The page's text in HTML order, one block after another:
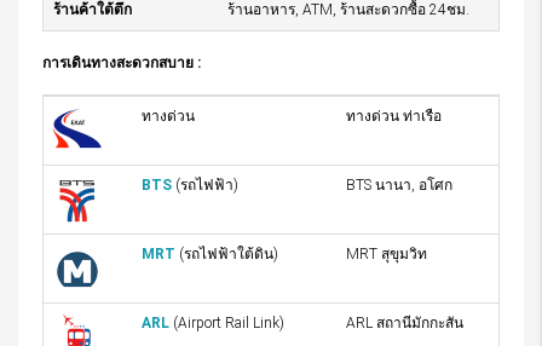
ร้านค้าใต้ตึก ร้านอาหาร, ATM, ร้านสะดวกซื้อ 24ชม.
การเดินทางสะดวกสบาย :
ทางด่วน ทางด่วน ท่าเรือ
BTS (รถไฟฟ้า) BTS นานา, อโศก
MRT (รถไฟฟ้าใต้ดิน) MRT สุขุมวิท
ARL (Airport Rail Link) ARL สถานีมักกะสัน